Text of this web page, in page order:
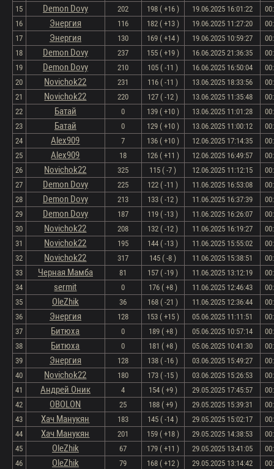
15
Demon Dovy 202 198 ( +16 ) 19.06.2025 16:01:22
16
Энергия 116 182 ( +13 ) 19.06.2025 11:27:20
17
Энергия 130 169 ( +14 ) 19.06.2025 10:59:27
18
Demon Dovy 237 155 ( +19 ) 16.06.2025 21:36:35
19
Demon Dovy 210 105 ( -11 ) 16.06.2025 16:50:04
20
Novichok22 231 116 ( -11 ) 13.06.2025 18:33:56
21
Novichok22 220 127 ( -12 ) 13.06.2025 11:35:48
22
Батай 0 139 ( +10 ) 13.06.2025 11:01:28
23
Батай 0 129 ( +10 ) 13.06.2025 11:00:12
24
Alex909 7 136 ( +10 ) 12.06.2025 17:14:35
25
Alex909 18 126 ( +11 ) 12.06.2025 16:49:57
26
Novichok22 325 115 ( -7 ) 12.06.2025 11:12:15
27
Demon Dovy 225 122 ( -11 ) 11.06.2025 16:53:08
28
Demon Dovy 213 133 ( -12 ) 11.06.2025 16:37:39
29
Demon Dovy 187 119 ( -13 ) 11.06.2025 16:26:07
30
Novichok22 208 132 ( -12 ) 11.06.2025 16:19:27
31
Novichok22 195 144 ( -13 ) 11.06.2025 15:55:02
32
Novichok22 317 145 ( -8 ) 11.06.2025 15:38:51
33
Черная Мамба 81 157 ( -19 ) 11.06.2025 13:12:19
34
sermit 0 176 ( +8 ) 11.06.2025 12:46:43
35
OleZhik 36 168 ( -21 ) 11.06.2025 12:36:44
36
Энергия 128 153 ( +15 ) 05.06.2025 11:11:51
37
Битюха 0 189 ( +8 ) 05.06.2025 10:57:14
38
Битюха 0 181 ( +8 ) 05.06.2025 10:41:30
39
Энергия 128 138 ( -16 ) 03.06.2025 15:49:27
40
Novichok22 180 173 ( -15 ) 03.06.2025 15:26:53
41
Андрей Оник 4 154 ( +9 ) 29.05.2025 17:45:57
42
OBOLON 25 188 ( +9 ) 29.05.2025 15:39:31
43
Хач Манукян 183 145 ( -14 ) 29.05.2025 15:02:17
44
Хач Манукян 201 159 ( +18 ) 29.05.2025 14:38:53
45
OleZhik 67 179 ( +11 ) 29.05.2025 13:41:05
46
OleZhik 79 168 ( +12 ) 29.05.2025 13:14:42